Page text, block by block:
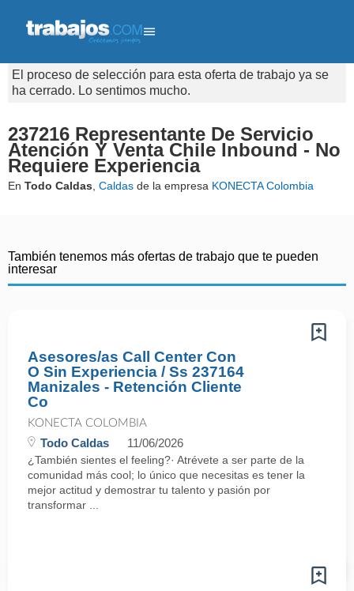
El proceso de selección para esta oferta de trabajo ya se
ha cerrado. Lo sentimos mucho.
237216 Representante De Servicio
Atención Y Venta Chile Inbound - No
Requiere Experiencia
En Todo Caldas Caldas de la empresa KONECTA Colombia
También tenemos más ofertas de trabajo que te pueden
interesar
Asesores/as Call Center Con
O Sin Experiencia / Ss 237164
Manizales - Retención Cliente
Co
KONECTA COLOMBIA
Todo Caldas 11/06/2026
¿También sientes el feeling?· Atrévete a ser parte de la
comunidad más cool; lo único que necesitas es tener la
mejor actitud y demostrar tu talento y pasión por
transformar ...